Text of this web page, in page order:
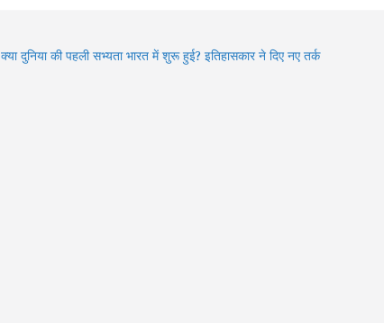
क्या दुनिया की पहली सभ्यता भारत में शुरू हुई? इतिहासकार ने दिए नए तर्क